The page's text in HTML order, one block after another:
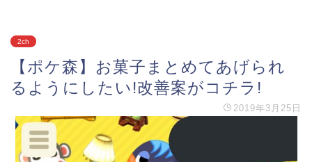
2ch
【ポケ森】お菓子まとめてあげられ
るようにしたい!改善案がコチラ!
2019年3月25日